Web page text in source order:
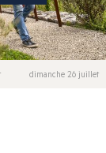
dimanche 26 juillet